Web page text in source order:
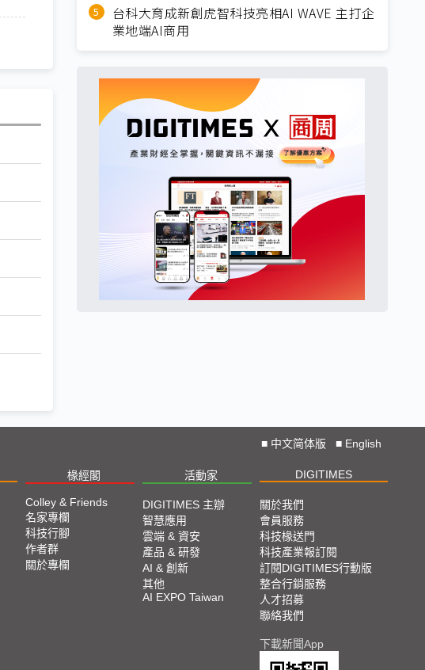
台科大育成新創虎智科技亮相AI WAVE 主打企
業地端AI商用
■ 中文简体版 ■ English
椽經閣 活動家 DIGITIMES
Colley & Friends
名家專欄
科技行腳
作者群
關於專欄
DIGITIMES 主辦
智慧應用
雲端 & 資安
產品 & 研發
AI & 創新
其他
AI EXPO Taiwan
關於我們
會員服務
科技椽送門
科技產業報訂閱
訂閱DIGITIMES行動版
整合行銷服務
人才招募
聯絡我們
下載新聞App